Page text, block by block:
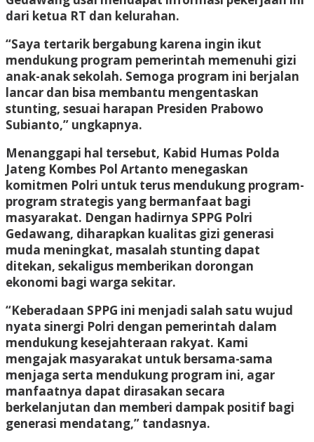
dari ketua RT dan kelurahan.
“Saya tertarik bergabung karena ingin ikut
mendukung program pemerintah memenuhi gizi
anak-anak sekolah. Semoga program ini berjalan
lancar dan bisa membantu mengentaskan
stunting, sesuai harapan Presiden Prabowo
Subianto,” ungkapnya.
Menanggapi hal tersebut, Kabid Humas Polda
Jateng Kombes Pol Artanto menegaskan
komitmen Polri untuk terus mendukung program-
program strategis yang bermanfaat bagi
masyarakat. Dengan hadirnya SPPG Polri
Gedawang, diharapkan kualitas gizi generasi
muda meningkat, masalah stunting dapat
ditekan, sekaligus memberikan dorongan
ekonomi bagi warga sekitar.
“Keberadaan SPPG ini menjadi salah satu wujud
nyata sinergi Polri dengan pemerintah dalam
mendukung kesejahteraan rakyat. Kami
mengajak masyarakat untuk bersama-sama
menjaga serta mendukung program ini, agar
manfaatnya dapat dirasakan secara
berkelanjutan dan memberi dampak positif bagi
generasi mendatang,” tandasnya.